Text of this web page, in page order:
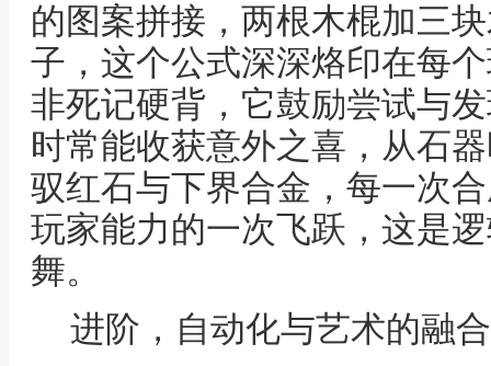
的图案拼接，两根木棍加三
子，这个公式深深烙印在每
非死记硬背，它鼓励尝试与
时常能收获意外之喜，从石
驭红石与下界合金，每一次
玩家能力的一次飞跃，这是
舞。
进阶，自动化与艺术的融合